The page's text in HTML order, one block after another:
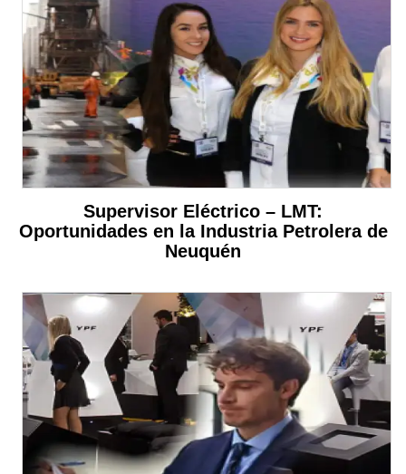
Supervisor Eléctrico – LMT:
Oportunidades en la Industria Petrolera de
Neuquén